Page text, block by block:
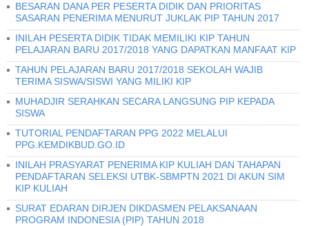
BESARAN DANA PER PESERTA DIDIK DAN PRIORITAS
SASARAN PENERIMA MENURUT JUKLAK PIP TAHUN 2017
INILAH PESERTA DIDIK TIDAK MEMILIKI KIP TAHUN
PELAJARAN BARU 2017/2018 YANG DAPATKAN MANFAAT KIP
TAHUN PELAJARAN BARU 2017/2018 SEKOLAH WAJIB
TERIMA SISWA/SISWI YANG MILIKI KIP
MUHADJIR SERAHKAN SECARA LANGSUNG PIP KEPADA
SISWA
TUTORIAL PENDAFTARAN PPG 2022 MELALUI
PPG.KEMDIKBUD.GO.ID
INILAH PRASYARAT PENERIMA KIP KULIAH DAN TAHAPAN
PENDAFTARAN SELEKSI UTBK-SBMPTN 2021 DI AKUN SIM
KIP KULIAH
SURAT EDARAN DIRJEN DIKDASMEN PELAKSANAAN
PROGRAM INDONESIA (PIP) TAHUN 2018